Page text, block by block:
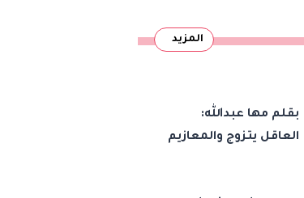
المزيد
بقلم مها عبدالله:
العاقل يتزوج والمعازيم